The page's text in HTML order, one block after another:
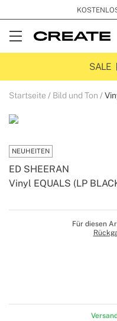
Open
Menu
SALE
Startseite Bild und Ton
NEUHEITEN
Vinyl EQUALS (LP
ED SHEERAN
Create
Für diesen